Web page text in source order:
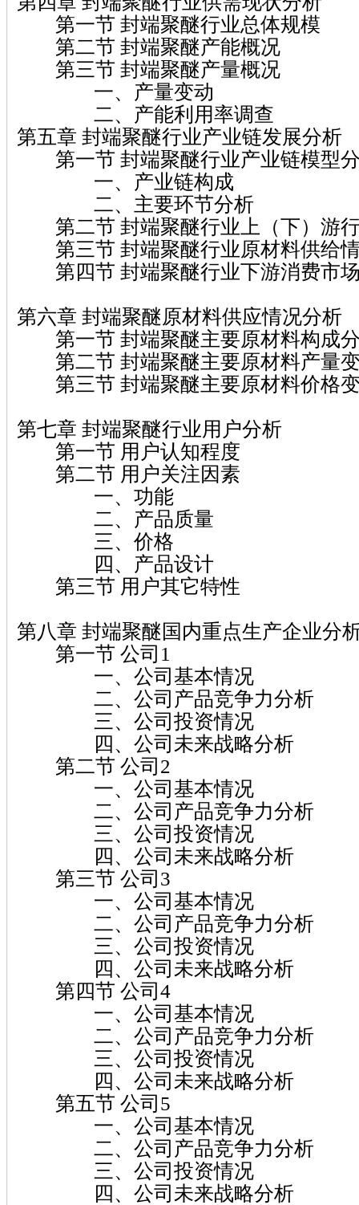
第一节 封端聚醚行业总体规模
第二节 封端聚醚产能概况
第三节 封端聚醚产量概况
一、产量变动
二、产能利用率调查
第五章 封端聚醚行业产业链发展分析
第一节 封端聚醚行业产业链模型
一、产业链构成
二、主要环节分析
第二节 封端聚醚行业上（下）游
第三节 封端聚醚行业原材料供给
第四节 封端聚醚行业下游消费市
第六章 封端聚醚原材料供应情况分析
第一节 封端聚醚主要原材料构成
第二节 封端聚醚主要原材料产量
第三节 封端聚醚主要原材料价格
第七章 封端聚醚行业用户分析
第一节 用户认知程度
第二节 用户关注因素
一、功能
二、产品质量
三、价格
四、产品设计
第三节 用户其它特性
第八章 封端聚醚国内重点生产企业分
第一节 公司1
一、公司基本情况
二、公司产品竞争力分析
三、公司投资情况
四、公司未来战略分析
第二节 公司2
一、公司基本情况
二、公司产品竞争力分析
三、公司投资情况
四、公司未来战略分析
第三节 公司3
一、公司基本情况
二、公司产品竞争力分析
三、公司投资情况
四、公司未来战略分析
第四节 公司4
一、公司基本情况
二、公司产品竞争力分析
三、公司投资情况
四、公司未来战略分析
第五节 公司5
一、公司基本情况
二、公司产品竞争力分析
三、公司投资情况
四、公司未来战略分析